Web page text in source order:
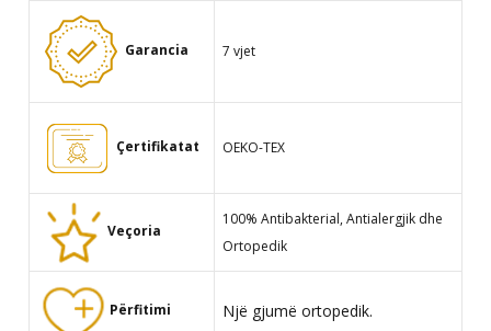
Garancia 7 vjet
Çertifikatat OEKO-TEX
Veçoria
100% Antibakterial, Antialergjik dhe
Ortopedik
Përfitimi Një gjumë ortopedik.